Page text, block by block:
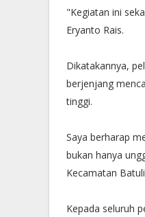
"Kegiatan ini
Eryanto Rais.
Dikatakannya,
berjenjang
tinggi.
Saya berharap
bukan hanya
Kecamatan
Kepada seluruh